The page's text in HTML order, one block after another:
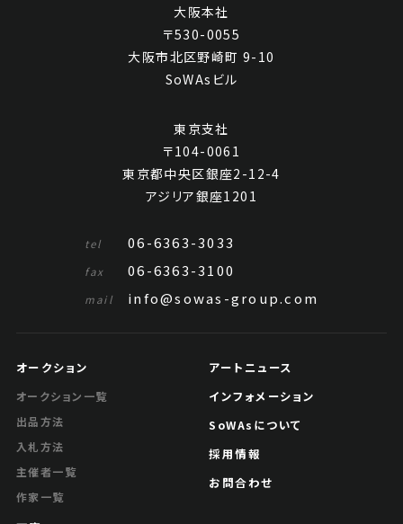
大阪本社
〒530-0055
大阪市北区野崎町 9-10
SoWAsビル
東京支社
〒104-0061
東京都中央区銀座2-12-4
アジリア銀座1201
tel 06-6363-3033
fax 06-6363-3100
mail info@sowas-group.com
オークション
オークション一覧
出品方法
入札方法
主催者一覧
作家一覧
アートニュース
インフォメーション
SoWAsについて
採用情報
お問合わせ